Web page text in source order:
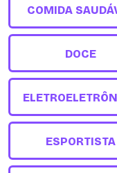
COMIDA
DOCE
ESPORTISTA